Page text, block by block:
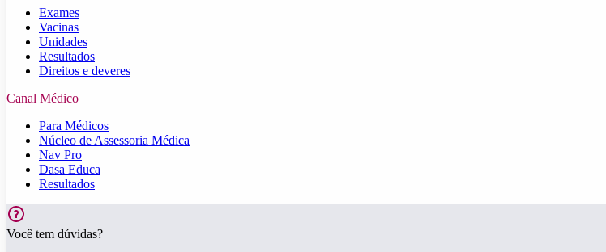
Exames
Vacinas
Unidades
Resultados
Direitos e deveres
Canal Médico
Para Médicos
Núcleo de Assessoria Médica
Nav Pro
Dasa Educa
Resultados
Você tem dúvidas?